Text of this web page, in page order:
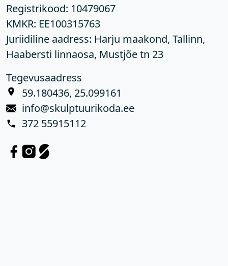
Registrikood: 10479067
KMKR: EE100315763
Juriidiline aadress: Harju maakond, Tallinn,
Haabersti linnaosa, Mustjõe tn 23
Tegevusaadress
59.180436, 25.099161
info@skulptuurikoda.ee
372 55915112